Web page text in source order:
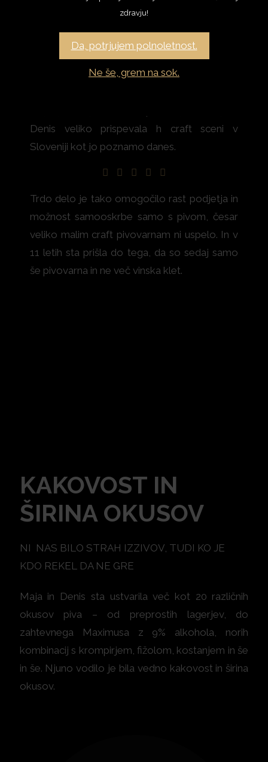
zdravju!
Da, potrjujem polnoletnost.
Ne še, grem na sok.
V procesu ustvarjanja piva za druge,
Denis veliko prispevala h craft sceni v
Sloveniji kot jo poznamo danes.
Trdo delo je tako omogočilo rast podjetja in
možnost samooskrbe samo s pivom, česar
veliko malim craft pivovarnam ni uspelo. In v
11 letih sta prišla do tega, da so sedaj samo
še pivovarna in ne več vinska klet.
KAKOVOST IN
ŠIRINA OKUSOV
NI NAS BILO STRAH IZZIVOV, TUDI KO JE
KDO REKEL DA NE GRE
Maja in Denis sta ustvarila več kot 20 različnih
okusov piva – od preprostih lagerjev, do
zahtevnega Maximusa z 9% alkohola, norih
kombinacij s krompirjem, fižolom, kostanjem in še
in še. Njuno vodilo je bila vedno kakovost in širina
okusov.